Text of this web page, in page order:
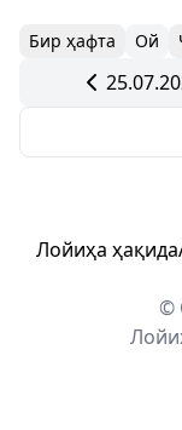
Бир ҳафта Ой
Лойиҳа ҳақида
©